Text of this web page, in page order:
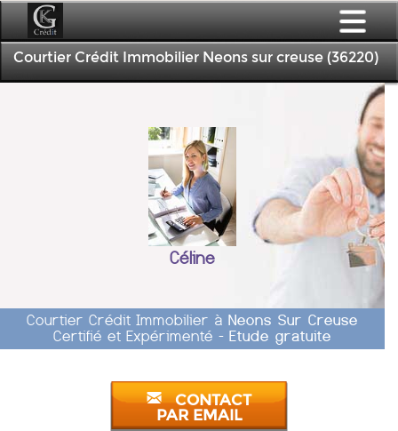
Courtier Crédit Immobilier Neons sur creuse (36220)
Céline
Courtier Crédit Immobilier à Neons Sur Creuse
Certifié et Expérimenté - Etude gratuite
CONTACT
PAR EMAIL